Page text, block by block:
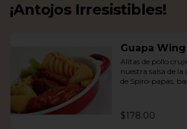
¡Antojos Irresistibles!
Guapa
Alitas de pollo
nuestra salsa de
de Spiro-papas,
$178.00